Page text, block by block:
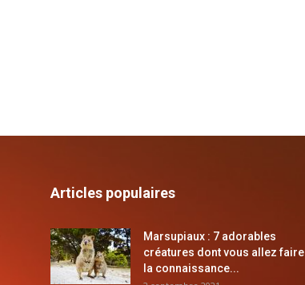
Articles populaires
Marsupiaux : 7 adorables
créatures dont vous allez faire
la connaissance...